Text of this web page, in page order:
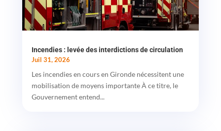
Incendies : levée des interdictions de circulation
Juil 31, 2026
Les incendies en cours en Gironde nécessitent une
mobilisation de moyens importante À ce titre, le
Gouvernement entend...